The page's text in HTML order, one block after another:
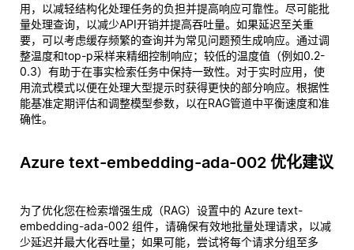
用，以减轻结构化处理任务的负担并提高响应可靠性。尽可能批
量处理查询，以减少API开销并提高吞吐量。如果延迟至关重
要，可以考虑缓存频繁的查询并为常见问题预生成响应。通过调
整温度和top-p采样来精细控制响应；较低的温度值（例如0.2-
0.3）有助于在事实检索任务中保持一致性。对于实时应用，使
用流式模式以便在处理大型提示时获得更快的部分响应。根据性
能基准定期评估和调整模型参数，以在RAG管道中平衡速度和准
确性。
Azure text-embedding-ada-002 优化建议
为了优化您在检索增强生成（RAG）设置中的 Azure text-
embedding-ada-002 组件，请确保有效地批量处理请求，以减
少延迟并最大化吞吐量；如果可能，尝试将每个请求分组至多